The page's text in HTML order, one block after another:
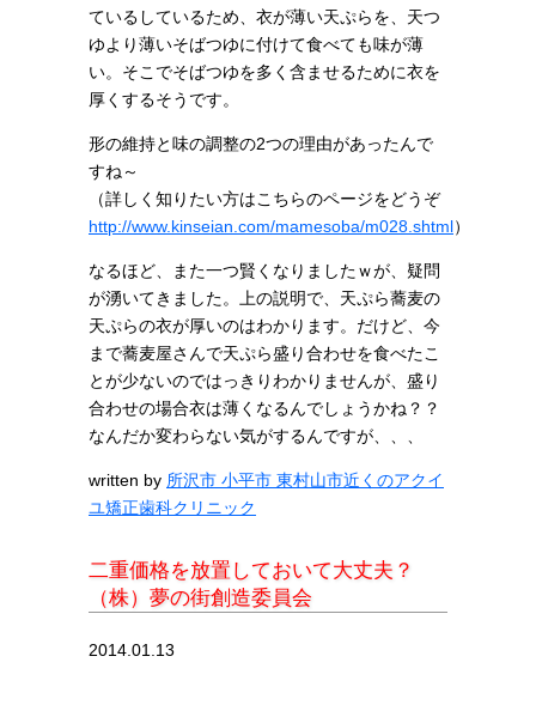
ているしているため、衣が薄い天ぷらを、天つ
ゆより薄いそばつゆに付けて食べても味が薄
い。そこでそばつゆを多く含ませるために衣を
厚くするそうです。
形の維持と味の調整の2つの理由があったんで
すね～
（詳しく知りたい方はこちらのページをどうぞ
http://www.kinseian.com/mamesoba/m028.shtml）
なるほど、また一つ賢くなりましたｗが、疑問
が湧いてきました。上の説明で、天ぷら蕎麦の
天ぷらの衣が厚いのはわかります。だけど、今
まで蕎麦屋さんで天ぷら盛り合わせを食べたこ
とが少ないのではっきりわかりませんが、盛り
合わせの場合衣は薄くなるんでしょうかね？？
なんだか変わらない気がするんですが、、、
written by 所沢市 小平市 東村山市近くのアクイ
ユ矯正歯科クリニック
二重価格を放置しておいて大丈夫？
（株）夢の街創造委員会
2014.01.13